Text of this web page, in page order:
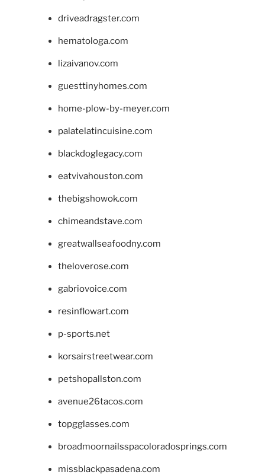
driveadragster.com
hematologa.com
lizaivanov.com
guesttinyhomes.com
home-plow-by-meyer.com
palatelatincuisine.com
blackdoglegacy.com
eatvivahouston.com
thebigshowok.com
chimeandstave.com
greatwallseafoodny.com
theloverose.com
gabriovoice.com
resinflowart.com
p-sports.net
korsairstreetwear.com
petshopallston.com
avenue26tacos.com
topgglasses.com
broadmoornailsspacoloradosprings.com
missblackpasadena.com